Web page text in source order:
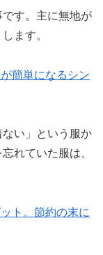
す。主に無地が
ます。
簡単になるシン
い」という服か
れていた服は、
ト。節約の末に